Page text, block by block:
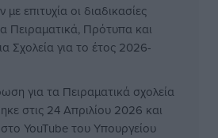
επιτυχία οι διαδικασίες
Πειραματικά, Πρότυπα και
Σχολεία για το έτος 2026-
για τα Πειραματικά σχολεία
στις 24 Απριλίου 2026 και
στο YouTube του Υπουργείου